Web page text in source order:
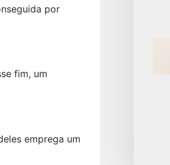
por
fim, um
emprega um